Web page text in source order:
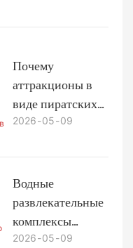
ценность и
долгосрочную
прибыльность.
Почему
аттракционы в
виде пиратских
кораблей
частью
современных
парков
развлечений
2026 05 09
Водные
развлекательные
комплексы
стимулируют
2026 05 09